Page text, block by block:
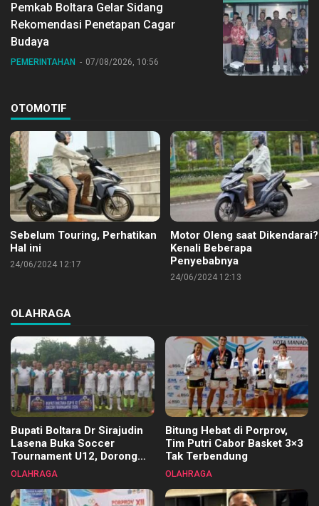
Pemkab Boltara Gelar Sidang
Rekomendasi Penetapan Cagar
Budaya
PEMERINTAHAN 07/08/2026, 10:56
OTOMOTIF
Sebelum Touring, Perhatikan
Hal ini
24/06/2024 12:17
Motor Oleng saat Dikendarai?
Kenali Beberapa
Penyebabnya
24/06/2024 12:13
OLAHRAGA
Bupati Boltara Dr Sirajudin
Lasena Buka Soccer
Tournament U12, Dorong
Pembinaan Merata di Setiap
OLAHRAGA
Bitung Hebat di Porprov,
Tim Putri Cabor Basket 3×3
Tak Terbendung
OLAHRAGA